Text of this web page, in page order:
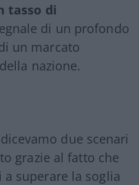
tasso di
di un profondo
un marcato
nazione.
due scenari
grazie al fatto che
a superare la soglia